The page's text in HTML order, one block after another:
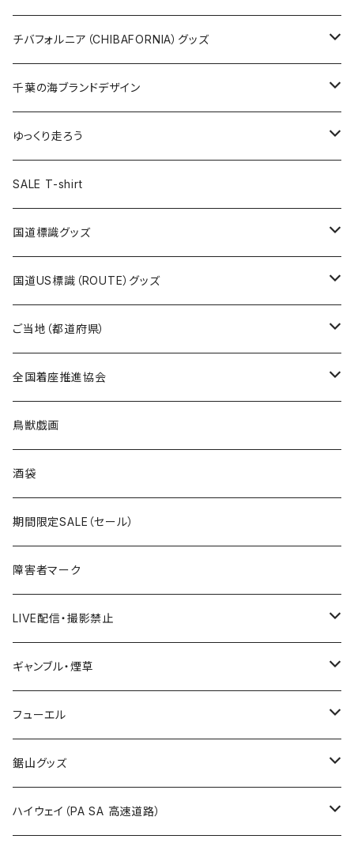
Tシャツ
キャップ
トートバッグ
ランチバッグ
エコバッグ
缶バッジ
キーホルダー
クリアファイル
ステッカー
缶バッジ
キーホルダー
クリアファイル
ステッカー大
缶バッジ32mm
缶バッジ54mm
エコバッグ
JAGUARさんコラボグッズ
Tシャツ
ステッカー
サコッシュ
ホテルキーホルダー
モーテルキーホルダー
トートバッグ
ステッカー
缶バッジ
クリアファイル
マスク
エコバッグ
千葉ロッテマリーンズコラボ
Tシャツ
キャップ
エコバッグ
ステッカー
モーテルキーホルダー
ホテルキーホルダー
トートバッグ
チバフォルニア（CHIBAFORNIA）グッズ
Tシャツ
キャップ
ステッカー
ホテルキーホルダー
千葉の海ブランドデザイン
Tシャツ
キャップ
ステッカー
ゆっくり走ろう
Tシャツ
ステッカー
ホテルキーホルダー
SALE T-shirt
国道標識グッズ
ステッカー
国道0～99号線
国道100～199号線
国道600～699号線
国道700～799号線
Tシャツ
キャップ
国道US標識（ROUTE）グッズ
ステッカー
ROUTE 0～99号線
ROUTE100～199号線
ROUTE600～699号線
ROUTE700～799号線
Tシャツ
ROUTE 0～99号線
ROUTE 100～199号線
ROUTE 600～699号線
ROUTE 700～799号線
キャップ
ROUTE 0～99号線
ROUTE 100～199号線
ROUTE 600～699号線
ROUTE 700～799号線
ご当地（都道府県）
北海道
青森県
岩手県
宮城県
秋田県
Tシャツ
ステッカー
山形県
福島県
茨城県
栃木県
群馬県
全国着座推進協会
ステッカー
鳥獣戯画
酒袋
期間限定SALE（セール）
障害者マーク
LIVE配信・撮影禁止
LIVE配信禁止
撮影禁止
ギャンブル・煙草
ホテルキーホルダー
たばこ・禁煙ステッカー
フューエル
ステッカー
鋸山グッズ
Tシャツ
ハイウェイ（PA SA 高速道路）